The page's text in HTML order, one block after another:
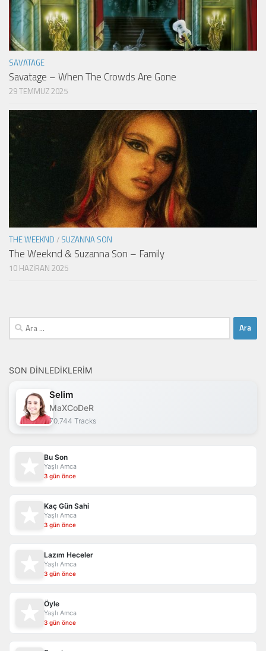
SAVATAGE
Savatage – When The Crowds Are Gone
29 TEMMUZ 2025
THE WEEKND / SUZANNA SON
The Weeknd & Suzanna Son – Family
10 HAZIRAN 2025
Arama:
SON DINLEDIKLERIM
Selim
MaXCoDeR
70.744 Tracks
Bu Son
Yaşlı Amca
3 gün önce
Kaç Gün Sahi
Yaşlı Amca
3 gün önce
Lazım Heceler
Yaşlı Amca
3 gün önce
Öyle
Yaşlı Amca
3 gün önce